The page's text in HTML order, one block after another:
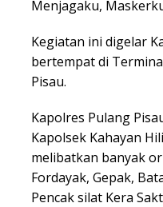
Menjagaku,
Kegiatan ini digelar
bertempat di
Pisau.
Kapolres Pulang
Kapolsek Kahayan
melibatkan banyak
Fordayak, Gepak,
Pencak silat Kera